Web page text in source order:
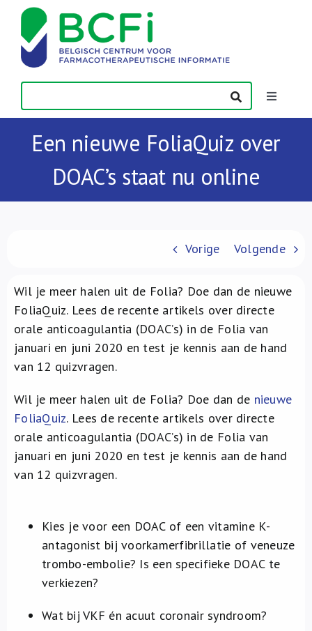
content
Toggle
Nieuws
Publicaties
Over ons
FR
Een nieuwe FoliaQuiz over
DOAC’s staat nu online
Vorige Volgende
Wil je meer halen uit de Folia? Doe dan de nieuwe
FoliaQuiz. Lees de recente artikels over directe
orale anticoagulantia (DOAC’s) in de Folia van
januari en juni 2020 en test je kennis aan de hand
van 12 quizvragen.
Wil je meer halen uit de Folia? Doe dan de nieuwe
FoliaQuiz. Lees de recente artikels over directe
orale anticoagulantia (DOAC’s) in de Folia van
januari en juni 2020 en test je kennis aan de hand
van 12 quizvragen.
Kies je voor een DOAC of een vitamine K-
antagonist bij voorkamerfibrillatie of veneuze
trombo-embolie? Is een specifieke DOAC te
verkiezen?
Wat bij VKF én acuut coronair syndroom?